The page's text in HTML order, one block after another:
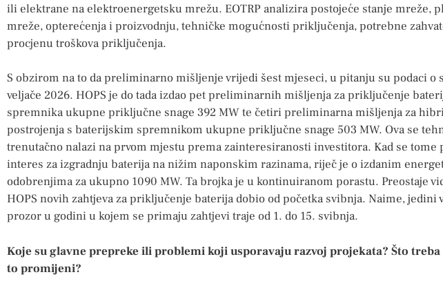
ili elektrane na elektroenergetsku mrežu. EOTRP analizira postojeće stanje mreže,
mreže, opterećenja i proizvodnju, tehničke mogućnosti priključenja, potrebne
procjenu troškova priključenja.
S obzirom na to da preliminarno mišljenje vrijedi šest mjeseci, u pitanju su podaci o
veljače 2026. HOPS je do tada izdao pet preliminarnih mišljenja za priključenje
spremnika ukupne priključne snage 392 MW te četiri preliminarna mišljenja za
postrojenja s baterijskim spremnikom ukupne priključne snage 503 MW. Ova se
trenutačno nalazi na prvom mjestu prema zainteresiranosti investitora. Kad se
interes za izgradnju baterija na nižim naponskim razinama, riječ je o izdanim
odobrenjima za ukupno 1090 MW. Ta brojka je u kontinuiranom porastu. Preostaje
HOPS novih zahtjeva za priključenje baterija dobio od početka svibnja. Naime, jedini
prozor u godini u kojem se primaju zahtjevi traje od 1. do 15. svibnja.
Koje su glavne prepreke ili problemi koji usporavaju razvoj projekata? Što
to promijeni?